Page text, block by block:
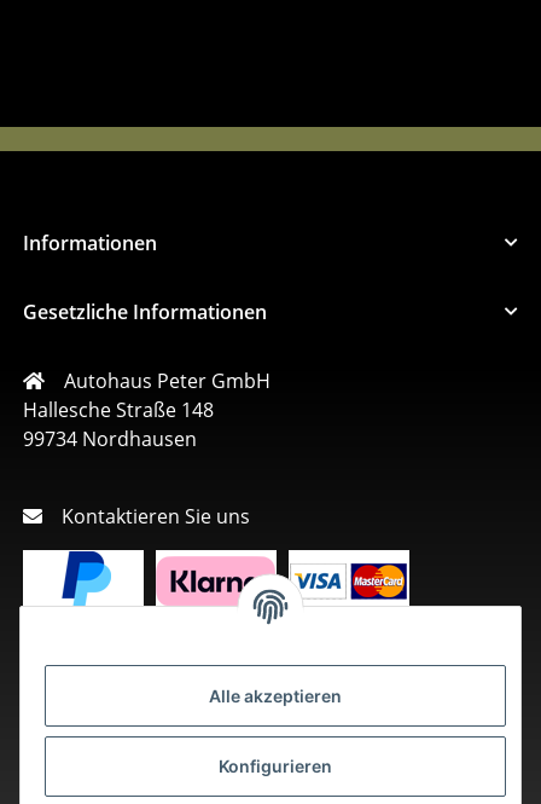
Alle akzeptieren
Konfigurieren
Informationen
Gesetzliche Informationen
Autohaus Peter GmbH
Hallesche Straße 148
99734 Nordhausen
Kontaktieren Sie uns